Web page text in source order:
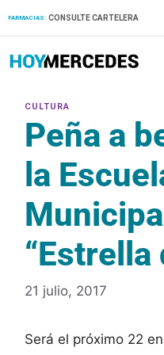
FARMACIAS: CONSULTE CARTELERA
Peña a
la
“Estrella
21 julio, 2017
Será el próximo 22